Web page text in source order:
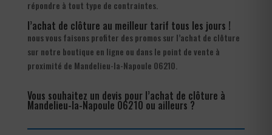
répondre à tout type de contraintes.
l’achat de clôture au meilleur tarif tous les jours !
nous vous faisons profiter des promos sur l’achat de clôture
sur notre boutique en ligne ou dans le point de vente à
proximité de Mandelieu-la-Napoule 06210.
Vous souhaitez un devis pour l’achat de clôture à
Mandelieu-la-Napoule 06210 ou ailleurs ?